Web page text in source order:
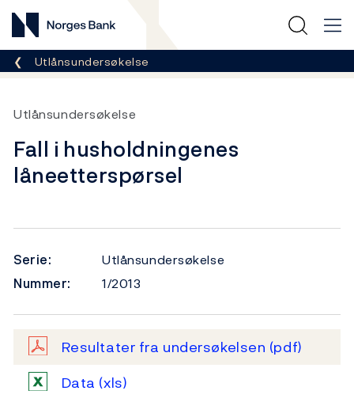
Norges Bank
Her er du nå:
Utlånsundersøkelse
Utlånsundersøkelse
Fall i husholdningenes
låneetterspørsel
Serie:
Utlånsundersøkelse
Nummer:
1/2013
Resultater fra undersøkelsen (pdf)
Data (xls)